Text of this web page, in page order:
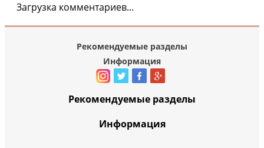
Загрузка комментариев...
Рекомендуемые разделы
Информация
Рекомендуемые разделы
Информация